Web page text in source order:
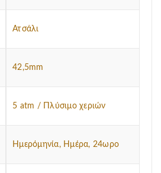
Ατσάλι
42,5mm
5 atm / Πλύσιμο χεριών
Ημερόμηνία, Ημέρα, 24ωρο